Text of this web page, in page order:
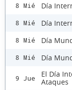
8 Mié Día
8 Mié Día
8 Mié Día
8 Mié Día
9 Jue
El Día
Ataques